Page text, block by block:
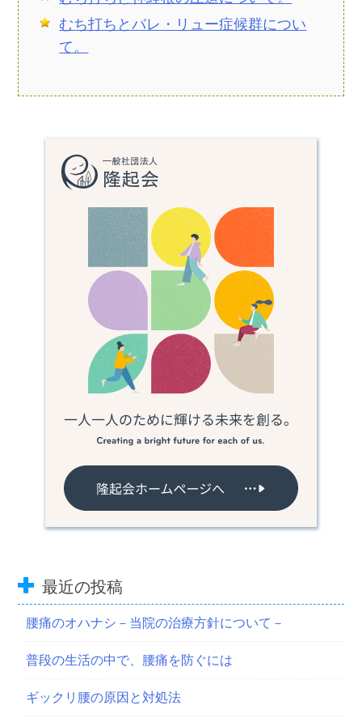
むち打ちとバレ・リュー症候群につい
て。
最近の投稿
腰痛のオハナシ－当院の治療方針について－
普段の生活の中で、腰痛を防ぐには
ギックリ腰の原因と対処法